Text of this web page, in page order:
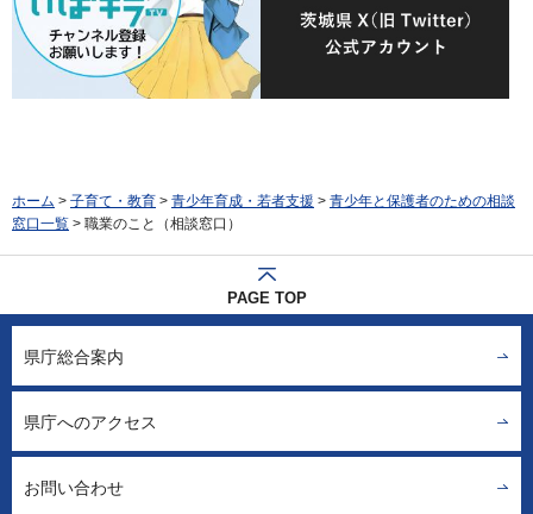
ホーム > 子育て・教育 > 青少年育成・若者支援 > 青少年と保護者のための相談
窓口一覧 > 職業のこと（相談窓口）
PAGE TOP
県庁総合案内
県庁へのアクセス
お問い合わせ